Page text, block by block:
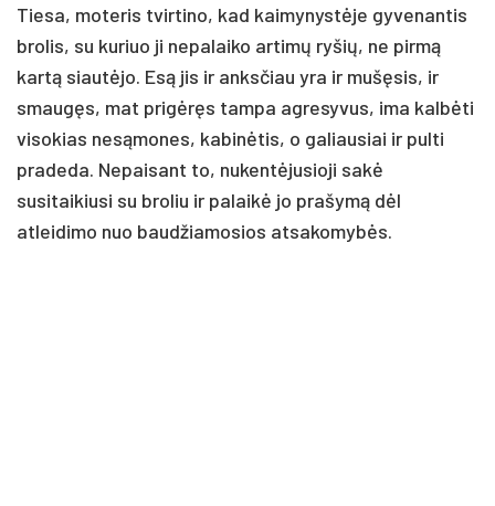
Tiesa, moteris tvirtino, kad kaimynystėje gyvenantis
brolis, su kuriuo ji nepalaiko artimų ryšių, ne pirmą
kartą siautėjo. Esą jis ir anksčiau yra ir mušęsis, ir
smaugęs, mat prigėręs tampa agresyvus, ima kalbėti
visokias nesąmones, kabinėtis, o galiausiai ir pulti
pradeda. Nepaisant to, nukentėjusioji sakė
susitaikiusi su broliu ir palaikė jo prašymą dėl
atleidimo nuo baudžiamosios atsakomybės.